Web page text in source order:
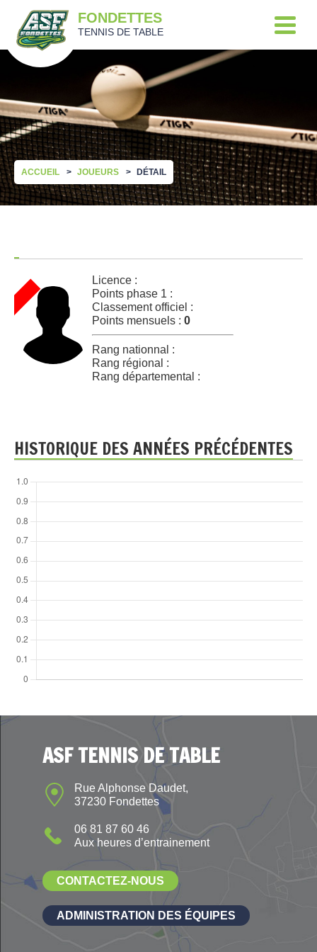
FONDETTES
TENNIS DE TABLE
ACCUEIL JOUEURS DÉTAIL
Licence :
Points phase 1 :
Classement officiel :
Points mensuels : 0
Rang nationnal :
Rang régional :
Rang départemental :
HISTORIQUE DES ANNÉES PRÉCÉDENTES
ASF TENNIS DE TABLE
Rue Alphonse Daudet,
37230 Fondettes
06 81 87 60 46
Aux heures d’entrainement
CONTACTEZ-NOUS
ADMINISTRATION DES ÉQUIPES